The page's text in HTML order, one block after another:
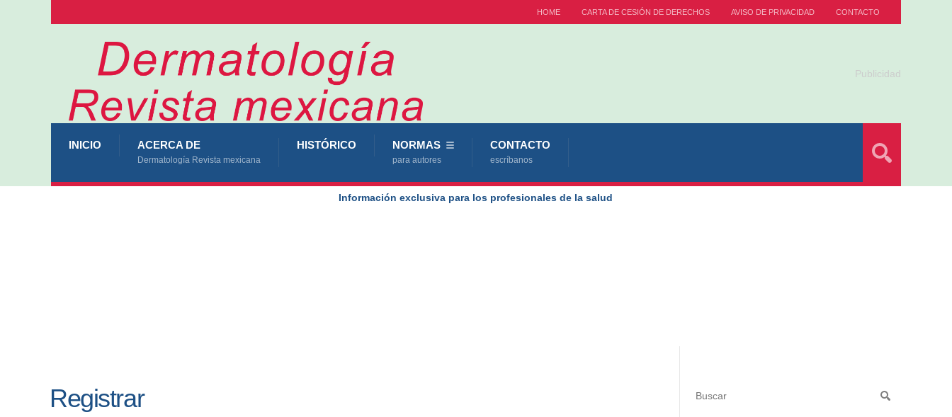
HOME CARTA DE CESIÓN DE DERECHOS AVISO DE PRIVACIDAD CONTACTO
Publicidad
INICIO ACERCA DE
Dermatología Revista mexicana
HISTÓRICO NORMAS
para autores
CONTACTO
escríbanos
Información exclusiva para los profesionales de la salud
Registrar